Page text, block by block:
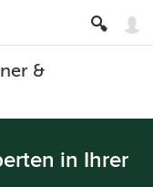
&
in Ihrer